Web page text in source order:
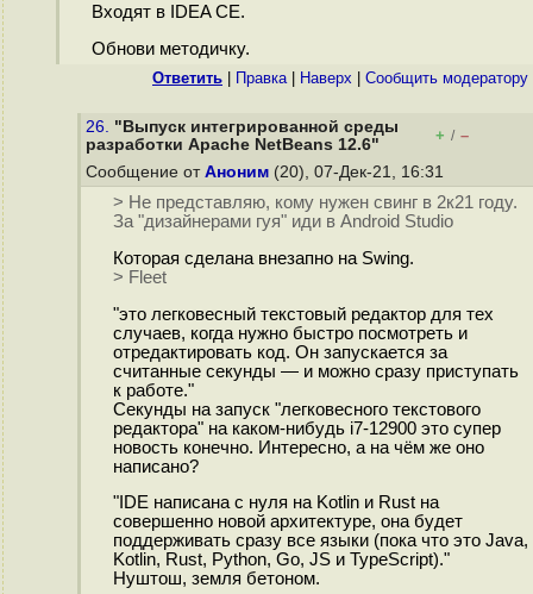
Входят в IDEA CE.
Обнови методичку.
Ответить Правка| Наверх Cообщить модератору
26. "Выпуск интегрированной среды
разработки Apache NetBeans 12.6"
+ / –
Сообщение от Аноним (20), 07-Дек-21, 16:31
> Не представляю, кому нужен свинг в 2к21 году.
За "дизайнерами гуя" иди в Android Studio
Которая сделана внезапно на Swing.
> Fleet
"это легковесный текстовый редактор для тех
случаев, когда нужно быстро посмотреть и
отредактировать код. Он запускается за
считанные секунды — и можно сразу приступать
к работе."
Секунды на запуск "легковесного текстового
редактора" на каком-нибудь i7-12900 это супер
новость конечно. Интересно, а на чём же оно
написано?
"IDE написана с нуля на Kotlin и Rust на
совершенно новой архитектуре, она будет
поддерживать сразу все языки (пока что это Java,
Kotlin, Rust, Python, Go, JS и TypeScript)."
Нуштош, земля бетоном.